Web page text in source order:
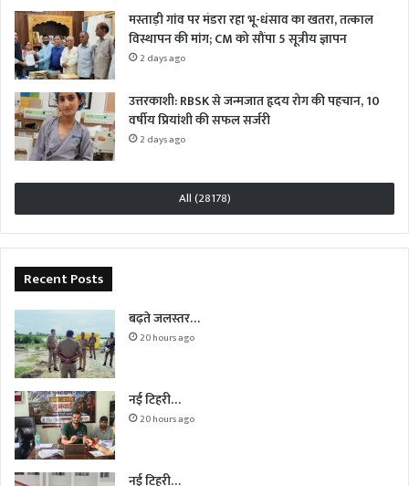
मस्ताड़ी गांव पर मंडरा रहा भू-धंसाव का खतरा, तत्काल
विस्थापन की मांग; CM को सौंपा 5 सूत्रीय ज्ञापन
2 days ago
उत्तरकाशी: RBSK से जन्मजात हृदय रोग की पहचान, 10
वर्षीय प्रियांशी की सफल सर्जरी
2 days ago
All (28178)
Recent Posts
बढ़ते जलस्तर…
20 hours ago
नई टिहरी…
20 hours ago
नई टिहरी…